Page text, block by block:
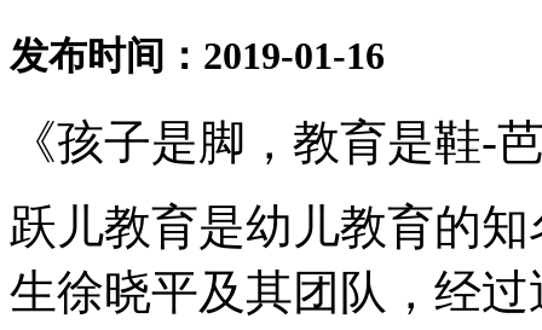
发布时间：2019-01-16
《孩子是脚，教育是鞋-
跃儿教育是幼儿教育的
生徐晓平及其团队，经